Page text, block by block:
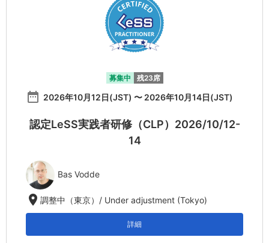
募集中 残23席
date_range 2026年10月12日(JST) 〜 2026年10月14日(JST)
認定LeSS実践者研修（CLP）2026/10/12-
14
Bas Vodde
location_on調整中（東京）/ Under adjustment (Tokyo)
詳細